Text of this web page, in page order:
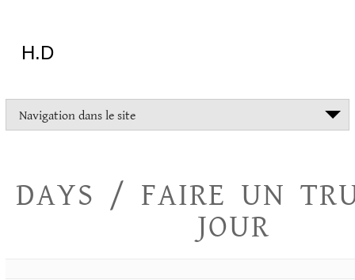
H.D
tout
essayer
Navigation dans le site
DAYS / FAIRE UN
JOUR